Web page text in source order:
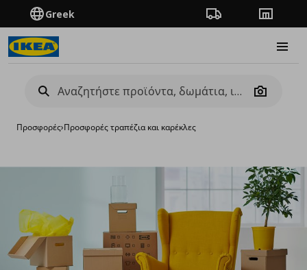
Greek Πορεία παραγγελίας
Camera
Προσφορές›Προσφορές τραπέζια και καρέκλες